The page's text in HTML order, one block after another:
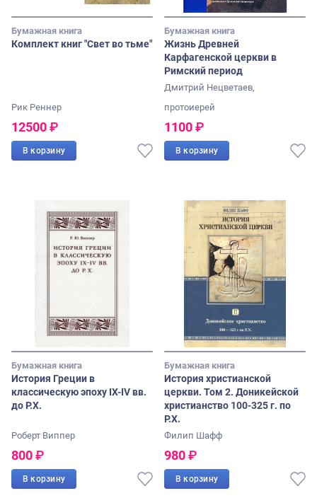
Бумажная книга
Комплект книг "Свет во тьме"
Рик Реннер
12500₽
В корзину
Бумажная книга
Жизнь Древней
Карфагенской церкви в
Римский период
Дмитрий Нецветаев,
протоиерей
1100₽
В корзину
Бумажная книга
История Греции в
классическую эпоху IX-IV вв.
до Р.Х.
Роберт Виппер
800₽
В корзину
Бумажная книга
История христианской
церкви. Том 2. Доникейской
христианство 100-325 г. по
Р.Х.
Филип Шафф
980₽
В корзину